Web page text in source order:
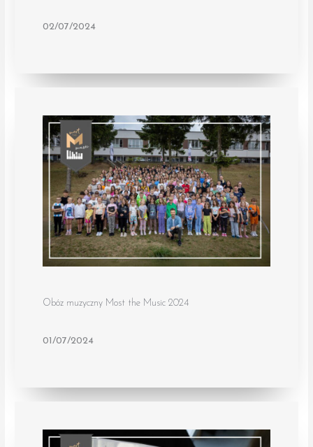
02/07/2024
Obóz muzyczny Most the Music 2024
01/07/2024